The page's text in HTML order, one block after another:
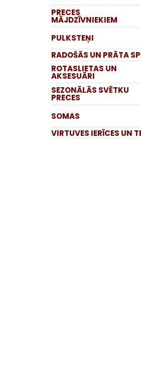
PRECES
MĀJDZĪVNIEKIEM
PULKSTEŅI
RADOŠĀS UN PRĀTA
ROTASLIETAS UN
AKSESUĀRI
SEZONĀLĀS SVĒTKU
PRECES
SOMAS
VIRTUVES IERĪCES UN